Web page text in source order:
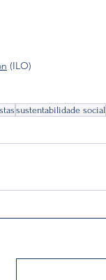
(ILO)
sustentabilidade social